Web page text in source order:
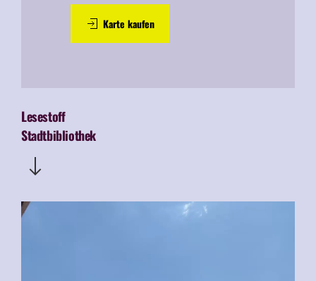
Karte kaufen
Lesestoff
Stadtbibliothek